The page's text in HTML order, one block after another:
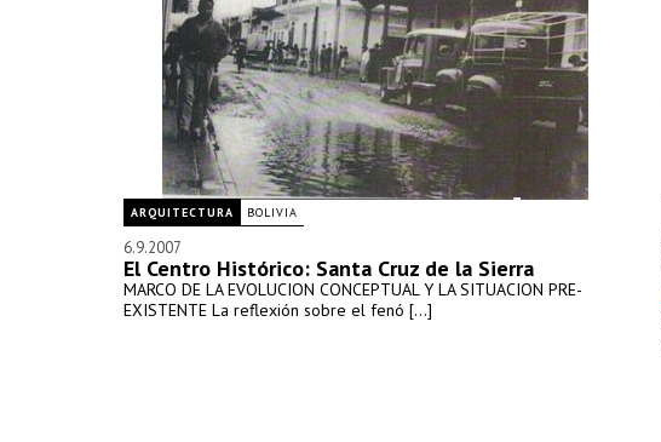
ARQUITECTURA BOLIVIA
6.9.2007
El Centro Histórico: Santa Cruz de la Sierra
MARCO DE LA EVOLUCION CONCEPTUAL Y LA SITUACION PRE-
EXISTENTE La reflexión sobre el fenó [...]